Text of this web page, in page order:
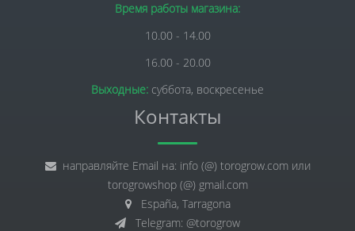
Время работы магазина:
10.00 - 14.00
16.00 - 20.00
Выходные: суббота, воскресенье
Контакты
направляйте Email на: info (@) torogrow.com или
torogrowshop (@) gmail.com
España, Tarragona
Telegram: @torogrow